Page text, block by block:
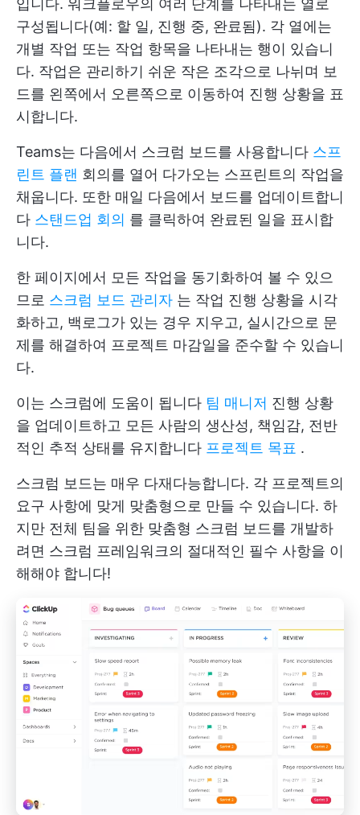
입니다. 워크플로우의 여러 단계를 나타내는 열로
구성됩니다(예: 할 일, 진행 중, 완료됨). 각 열에는
개별 작업 또는 작업 항목을 나타내는 행이 있습니
다. 작업은 관리하기 쉬운 작은 조각으로 나뉘며 보
드를 왼쪽에서 오른쪽으로 이동하여 진행 상황을 표
시합니다.
Teams는 다음에서 스크럼 보드를 사용합니다 스프
린트 플랜 회의를 열어 다가오는 스프린트의 작업을
채웁니다. 또한 매일 다음에서 보드를 업데이트합니
다 스탠드업 회의 를 클릭하여 완료된 일을 표시합
니다.
한 페이지에서 모든 작업을 동기화하여 볼 수 있으
므로 스크럼 보드 관리자 는 작업 진행 상황을 시각
화하고, 백로그가 있는 경우 지우고, 실시간으로 문
제를 해결하여 프로젝트 마감일을 준수할 수 있습니
다.
이는 스크럼에 도움이 됩니다 팀 매니저 진행 상황
을 업데이트하고 모든 사람의 생산성, 책임감, 전반
적인 추적 상태를 유지합니다 프로젝트 목표 .
스크럼 보드는 매우 다재다능합니다. 각 프로젝트의
요구 사항에 맞게 맞춤형으로 만들 수 있습니다. 하
지만 전체 팀을 위한 맞춤형 스크럼 보드를 개발하
려면 스크럼 프레임워크의 절대적인 필수 사항을 이
해해야 합니다!